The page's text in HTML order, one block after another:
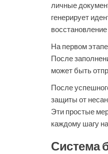
личные
генерирует
На первом
После
может быть
После
защиты от
Эти простые
каждому шагу
Система